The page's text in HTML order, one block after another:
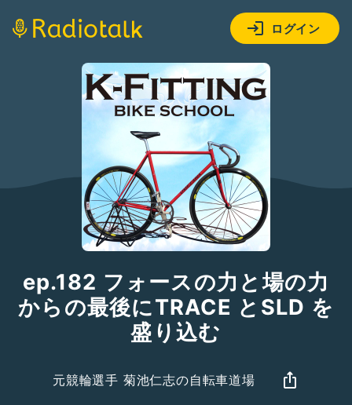
ログイン
ep.182 フォースの力と場の力
からの最後にTRACE とSLD を
盛り込む
元競輪選手 菊池仁志の自転車道場